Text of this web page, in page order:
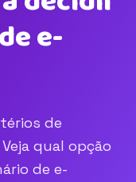
e-
de
qual opção
de e-